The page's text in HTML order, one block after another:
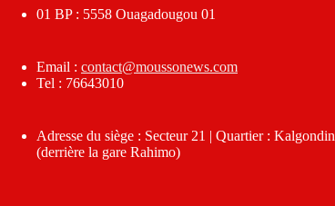
01 BP : 5558 Ouagadougou 01
Email : contact@moussonews.com
Tel : 76643010
Adresse du siège : Secteur 21 | Quartier : Kalgondin
(derrière la gare Rahimo)